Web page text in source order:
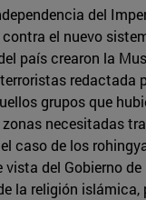
del
el nuevo
país crearon la
redactada
grupos que
necesitadas
caso de los
del Gobierno
la religión